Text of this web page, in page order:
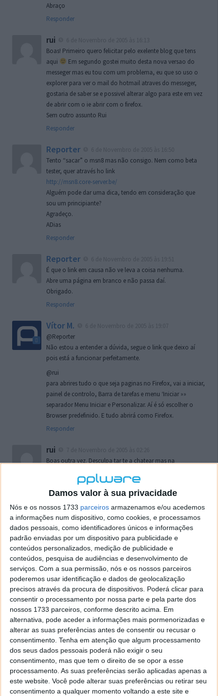
Damos valor à sua privacidade
Nós e os nossos 1733 parceiros armazenamos e/ou acedemos
a informações num dispositivo, como cookies, e processamos
dados pessoais, como identificadores únicos e informações
padrão enviadas por um dispositivo para publicidade e
conteúdos personalizados, medição de publicidade e
conteúdos, pesquisa de audiências e desenvolvimento de
serviços. Com a sua permissão, nós e os nossos parceiros
poderemos usar identificação e dados de geolocalização
precisos através da procura de dispositivos. Poderá clicar para
consentir o processamento por nossa parte e pela parte dos
nossos 1733 parceiros, conforme descrito acima. Em
alternativa, pode aceder a informações mais pormenorizadas e
alterar as suas preferências antes de consentir ou recusar o
consentimento. Tenha em atenção que algum processamento
dos seus dados pessoais poderá não exigir o seu
consentimento, mas que tem o direito de se opor a esse
processamento. As suas preferências serão aplicadas apenas a
este website. Você pode alterar suas preferências ou retirar seu
consentimento a qualquer momento voltando a este site e
Abraço
Responder
rui
Boas! Primeiro quero felicitar pelo exelente blog que tens
aqui
Em segundo gostei muito desta nova versao do
messeger mas eu tou com um problema, eu que so uso o
explorer para ver o mail do hotmail atraves do messeger,
gostaria de saber se e possivel alterar algo para este em vez
de abrir com o ie abrir com o firefox.
Sem outro assunto Rui
Responder
Reporter
Tento “sacar” o msn8 mas não consigo. Nem como beta
tester, quer através ho link
http://msn8.core-server.be/
Alguém pode dar uma dica, tendo em consideração que
sou um principiante?
Agradeço.
ADias
Responder
Reporter
É que o link em causa não ve leva a coisa nenhuma.
Abre uma página em branco e não passa daí.
Obrigado.
Responder
Vítor M.
@Reporter
Não estou a entender a dúvida, segue o link que deixo aí
pois está a funcionar perfeitamente.
@rui
para abrires tudo o que seja paginas no Firefox, vai a iniciar,
painel de controlo, Barra de tarefas e menu ‘Iniciar »»
separador Menu Iniciar e Personalizar. Aí é só escolher o
Browser predefinido. E tudo abrirá como Firefox.
Responder
rui
Boas outra vez. Desculpa tar te a chatear mas na
o firefox como browser predefenido
de control tudo e nada. Tou a comecar a desesperar, ate ja
tentei apagar o explorer na tentativa de forçar o uso do
firefox mas em vao. Kaso te lembres de outra dica fico
agradecido, caso contrario obrigado a mesma
Responder
Vítor M.
7 de Novembro de 2005 às 01:39
@Reporter
Desculpa mas o link funciona. Seja como for segue por mail
o MSn Messenger 8.
Responder
Vítor M.
7 de Novembro de 2005 às 11:21
@Rui
Tens de encontrar o que te falei. Faz da seguinte maneira,
janela iniciar e no topo dessa janela com o botão direito do
rato faz propriedades. Depois no separador Menu ‘Iniciar’
clica no botão ‘Personalizar’ aí encontrarás no separador
geral a opção para escolheres o Browser com que queres